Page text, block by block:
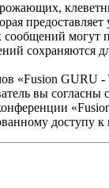
могут
сохраняются
«Fusion GURU
вы согласны
доступу к